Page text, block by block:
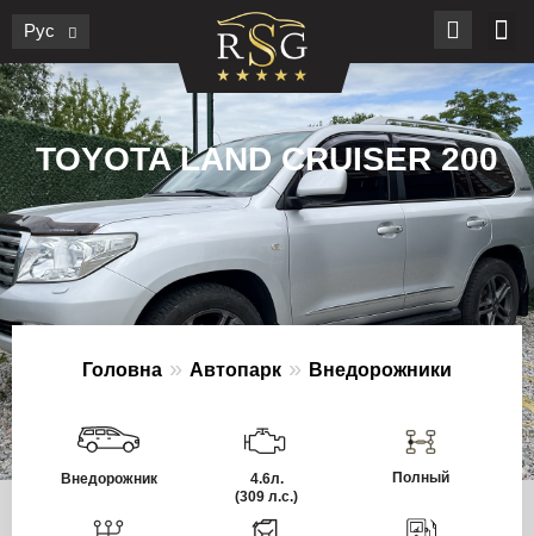
Рус
TOYOTA LAND CRUISER 200
Головна » Автопарк » Внедорожники
Внедорожник
4.6л.
(309 л.с.)
Полный